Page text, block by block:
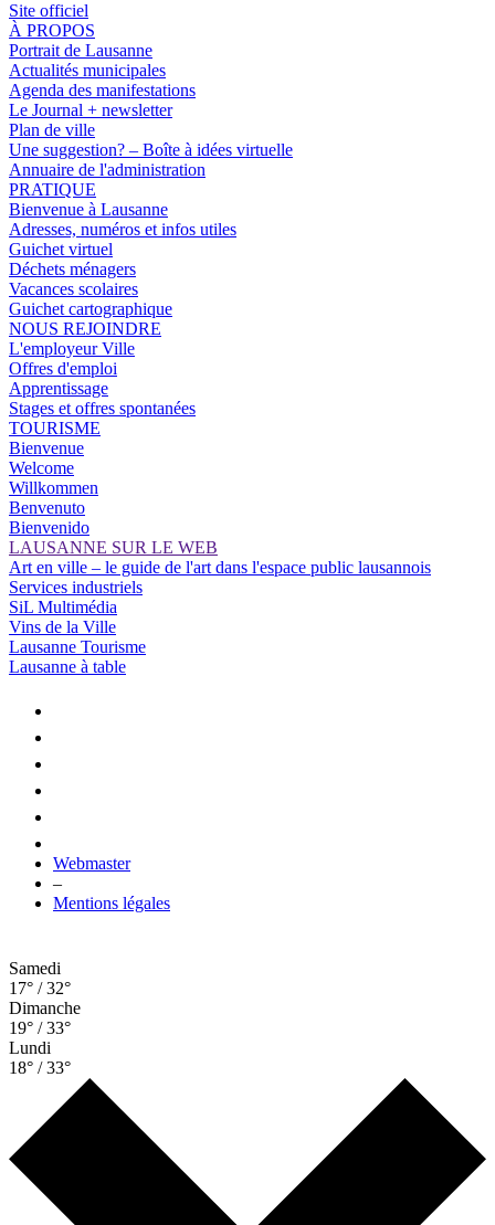
Site officiel
À PROPOS
Portrait de Lausanne
Actualités municipales
Agenda des manifestations
Le Journal + newsletter
Plan de ville
Une suggestion? – Boîte à idées virtuelle
Annuaire de l'administration
PRATIQUE
Bienvenue à Lausanne
Adresses, numéros et infos utiles
Guichet virtuel
Déchets ménagers
Vacances scolaires
Guichet cartographique
NOUS REJOINDRE
L'employeur Ville
Offres d'emploi
Apprentissage
Stages et offres spontanées
TOURISME
Bienvenue
Welcome
Willkommen
Benvenuto
Bienvenido
LAUSANNE SUR LE WEB
Art en ville – le guide de l'art dans l'espace public lausannois
Services industriels
SiL Multimédia
Vins de la Ville
Lausanne Tourisme
Lausanne à table
Webmaster
–
Mentions légales
Samedi
17° / 32°
Dimanche
19° / 33°
Lundi
18° / 33°